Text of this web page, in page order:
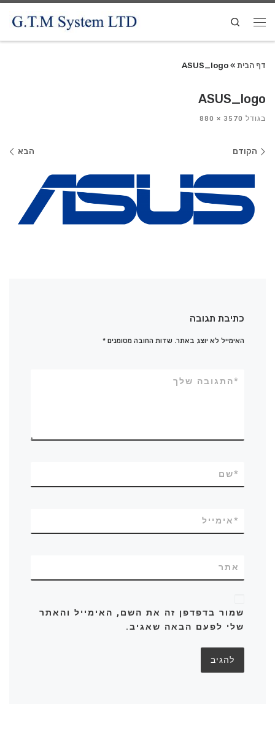
Search
דף הבית »
ASUS_logo
ASUS_logo
בגודל
ניווטהקודם הבא
כתיבת תגובה
האימייל לא יוצג באתר. שדות החובה מסומנים*
התגובה שלך*
שם*
אימייל*
אתר
שמור בדפדפן זה את השם, האימייל והאתר
שלי לפעם הבאה שאגיב.